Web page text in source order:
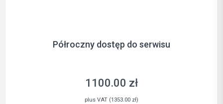
Półroczny dostęp do serwisu
1100.00 zł
plus VAT (1353.00 zł)